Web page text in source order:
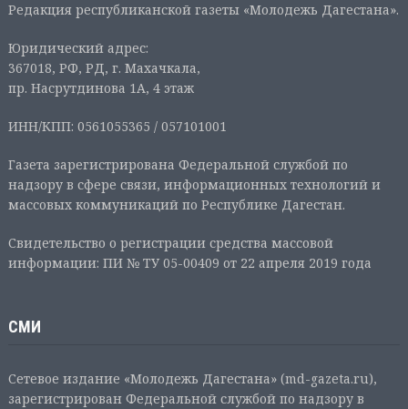
Редакция республиканской газеты «Молодежь Дагестана».
Юридический адрес:
367018, РФ, РД, г. Махачкала,
пр. Насрутдинова 1А, 4 этаж
ИНН/КПП: 0561055365 / 057101001
Газета зарегистрирована Федеральной службой по
надзору в сфере связи, информационных технологий и
массовых коммуникаций по Республике Дагестан.
Свидетельство о регистрации средства массовой
информации: ПИ № ТУ 05-00409 от 22 апреля 2019 года
СМИ
Сетевое издание «Молодежь Дагестана» (md-gazeta.ru),
зарегистрирован Федеральной службой по надзору в